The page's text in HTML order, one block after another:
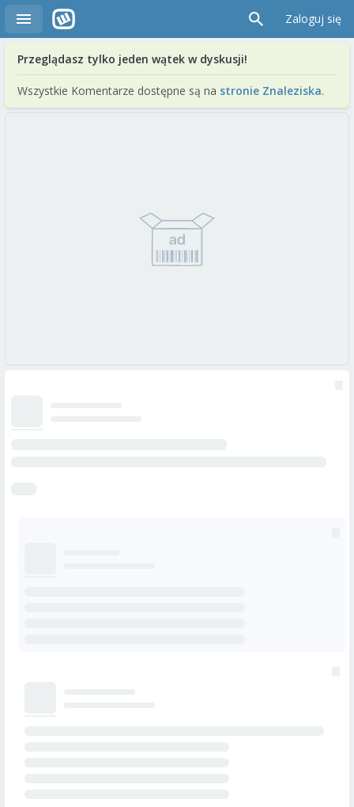
Zaloguj się
Przeglądasz tylko jeden wątek w dyskusji!
Wszystkie Komentarze dostępne są na stronie Znaleziska.